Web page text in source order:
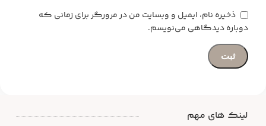
ذخیره نام، ایمیل و وبسایت من در مرورگر برای زمانی که
دوباره دیدگاهی می‌نویسم.
لینک های مهم